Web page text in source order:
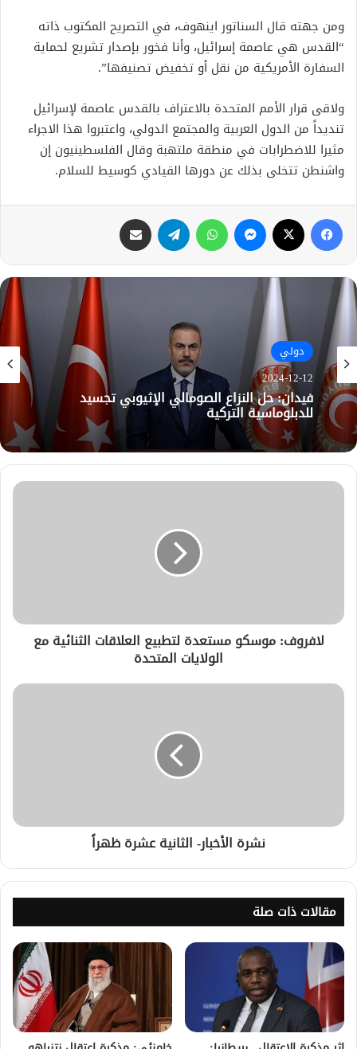
ومن جهته قال السناتور اينهوف، في التصريح المكتوب ذاته
“القدس هي عاصمة إسرائيل، وأنا فخور بإصدار تشريع لحماية
السفارة الأمريكية من نقل أو تخفيض تصنيفها”.
ولاقى قرار الأمم المتحدة بالاعتراف بالقدس عاصمة لإسرائيل
تنديداً من الدول العربية والمجتمع الدولي، واعتبروا هذا الاجراء
مثيرا للاضطرابات في منطقة ملتهبة وقال الفلسطينيون إن
واشنطن تتخلى بذلك عن دورها القيادي كوسيط للسلام.
فيسبوك ماسنجر واتساب تيلقرام
دولي
2024-12-12
فيدان: حل النزاع الصومالي الإثيوبي تجسيد
للدبلوماسية التركية
لافروف: موسكو مستعدة لتطبيع العلاقات الثنائية مع
الولايات المتحدة
نشرة الأخبار- الثانية عشرة ظهراً
مقالات ذات صلة